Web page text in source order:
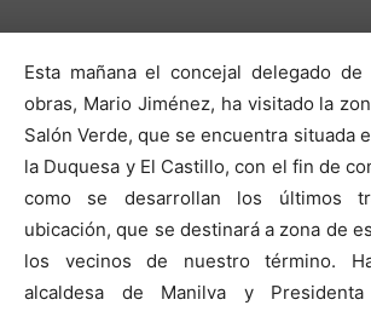
Esta mañana el concejal delegado
obras, Mario Jiménez, ha visitado la
Salón Verde, que se encuentra situada
la Duquesa y El Castillo, con el fin de
como se desarrollan los últimos
ubicación, que se destinará a zona de
los vecinos de nuestro término.
alcaldesa de Manilva y